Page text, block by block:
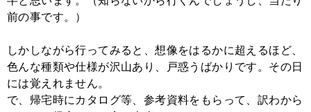
前の事です。）
しかしながら行ってみると、想像をはるかに超えるほど、
色んな種類や仕様が沢山あり、戸惑うばかりです。その日
には覚えれません。
で、帰宅時にカタログ等、参考資料をもらって、訳わから